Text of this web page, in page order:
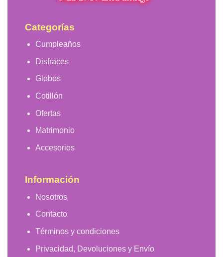
Categorías
Cumpleaños
Disfraces
Globos
Cotillón
Ofertas
Matrimonio
Accesorios
Información
Nosotros
Contacto
Términos y condiciones
Privacidad, Devoluciones y Envío